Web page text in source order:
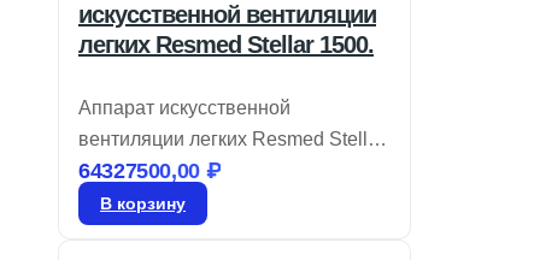
искусственной вентиляции
легких Resmed Stellar 1500.
Аппарат искусственной
вентиляции легких Resmed Stellar
150 соответствует требованиям
современных клиник, предлагая
64327500,00 ₽
В корзину